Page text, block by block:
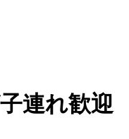
連れ歓迎